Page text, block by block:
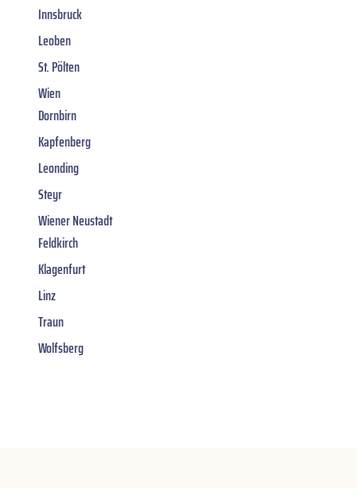
Innsbruck
Leoben
St. Pölten
Wien
Dornbirn
Kapfenberg
Leonding
Steyr
Wiener Neustadt
Feldkirch
Klagenfurt
Linz
Traun
Wolfsberg